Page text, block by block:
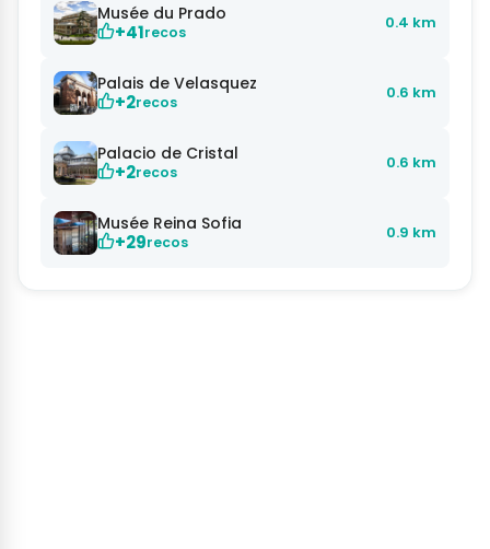
Musée du Prado
+41recos 0.4 km
Palais de Velasquez
+2recos 0.6 km
Palacio de Cristal
+2recos 0.6 km
Musée Reina Sofia
+29recos 0.9 km